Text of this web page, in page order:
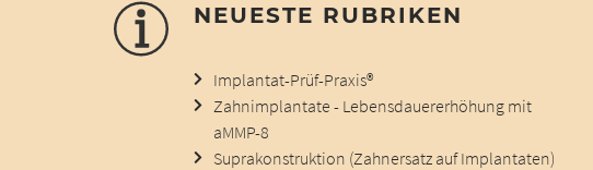
NEUESTE RUBRIKEN
Implantat-Prüf-Praxis®
Zahnimplantate - Lebensdauererhöhung mit
aMMP-8
Suprakonstruktion (Zahnersatz auf Implantaten)